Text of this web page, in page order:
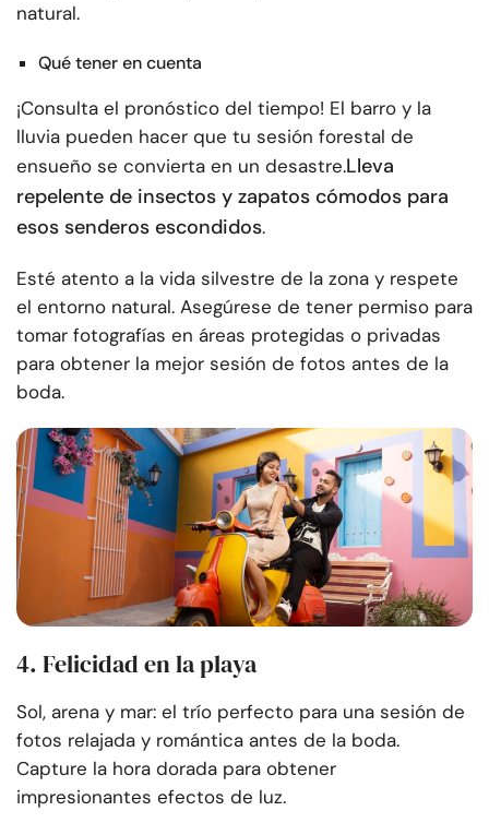
natural.
Qué tener en cuenta
¡Consulta el pronóstico del tiempo! El barro y la
lluvia pueden hacer que tu sesión forestal de
ensueño se convierta en un desastre.Lleva
repelente de insectos y zapatos cómodos para
esos senderos escondidos.
Esté atento a la vida silvestre de la zona y respete
el entorno natural. Asegúrese de tener permiso para
tomar fotografías en áreas protegidas o privadas
para obtener la mejor sesión de fotos antes de la
boda.
4. Felicidad en la playa
Sol, arena y mar: el trío perfecto para una sesión de
fotos relajada y romántica antes de la boda.
Capture la hora dorada para obtener
impresionantes efectos de luz.